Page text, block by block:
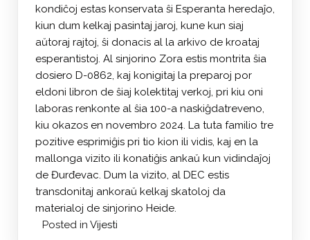
kondiĉoj estas konservata ŝi Esperanta heredaĵo,
kiun dum kelkaj pasintaj jaroj, kune kun siaj
aŭtoraj rajtoj, ŝi donacis al la arkivo de kroataj
esperantistoj. Al sinjorino Zora estis montrita ŝia
dosiero D-0862, kaj konigitaj la preparoj por
eldoni libron de ŝiaj kolektitaj verkoj, pri kiu oni
laboras renkonte al ŝia 100-a naskiĝdatreveno,
kiu okazos en novembro 2024. La tuta familio tre
pozitive esprimiĝis pri tio kion ili vidis, kaj en la
mallonga vizito ili konatiĝis ankaŭ kun vidindaĵoj
de Đurđevac. Dum la vizito, al DEC estis
transdonitaj ankoraŭ kelkaj skatoloj da
materialoj de sinjorino Heide.
Posted in Vijesti